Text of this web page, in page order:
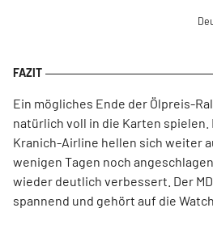
Ein mögliches Ende der Ölpreis-
natürlich voll in die Karten
Kranich-Airline hellen sich weiter
wenigen Tagen noch
wieder deutlich verbessert. Der
spannend und gehört auf die